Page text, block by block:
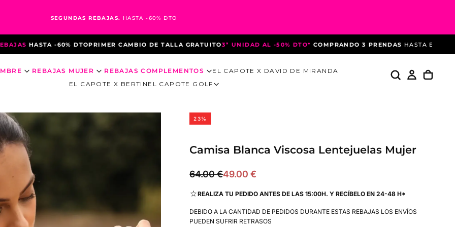
SEGUNDAS REBAJAS. HASTA -60% DTO
HASTA -60% DTOPRIMER CAMBIO DE TALLA GRATUITO3ª UNIDAD AL -50% DTO* COMPRANDO 3 PRENDASHASTA EL 10 DE
REBAJAS MUJER REBAJAS COMPLEMENTOS
EL CAPOTE X DAVID DE MIRANDA
EL CAPOTE X BERTIN EL CAPOTE GOLF
23%
Camisa Blanca Viscosa Lentejuelas Mujer
49.00
Precio
64.00 €Precio
49.00 €
REALIZA TU PEDIDO ANTES DE LAS 15:00H. Y RECÍBELO EN 24-48 H*
DEBIDO A LA CANTIDAD DE PEDIDOS DURANTE ESTAS REBAJAS LOS ENVÍOS
PUEDEN SUFRIR RETRASOS